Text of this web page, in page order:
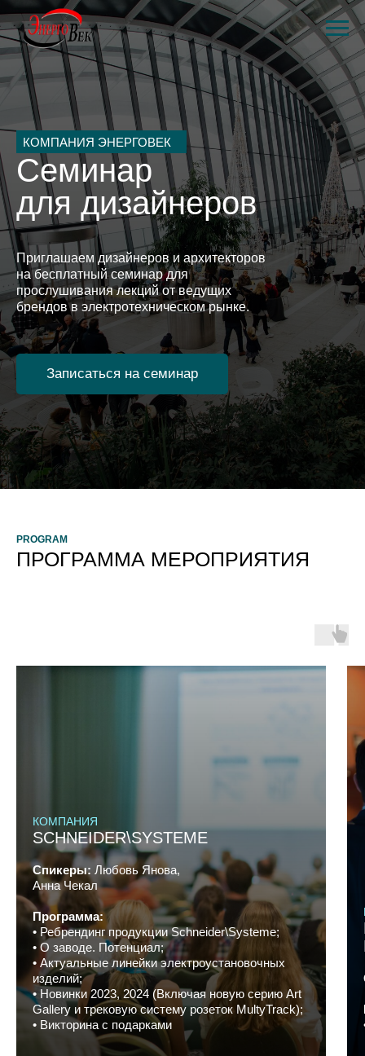
Приглашаем дизайнеров и архитекторов
на бесплатный семинар для
прослушивания лекций от ведущих
брендов в электротехническом рынке.
Семинар
для дизайнеров
КОМПАНИЯ ЭНЕРГОВЕК
Записаться на семинар
ПРОГРАММА МЕРОПРИЯТИЯ
PROGRAM
КОМПАНИЯ
SCHNEIDER\SYSTEME
Спикеры: Любовь Янова,
Анна Чекал
Программа:
•⁠ ⁠Ребрендинг продукции Schneider\Systeme;
•⁠ ⁠О заводе. Потенциал;
•⁠ ⁠Актуальные линейки электроустановочных
изделий;
•⁠ ⁠Новинки 2023, 2024 (Включая новую серию Art
Gallery и трековую систему розеток MultyTrack);
•⁠ ⁠Викторина с подарками